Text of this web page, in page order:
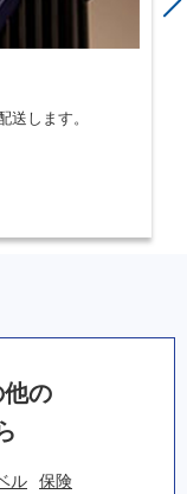
1名分を各店舗が
ン対象店では6名
の
ル 保険